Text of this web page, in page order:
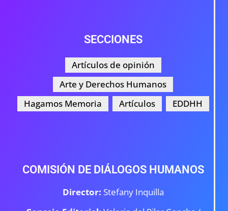
SECCIONES
Artículos de opinión
Arte y Derechos Humanos
Hagamos Memoria
Artículos EDDHH
COMISIÓN DE DIÁLOGOS HUMANOS
Director: Stefany Inquilla